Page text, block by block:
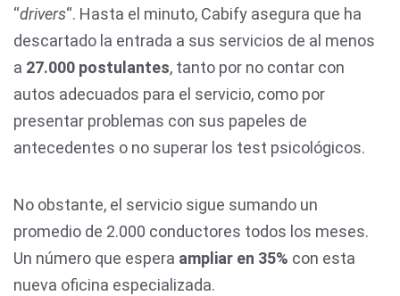
“drivers“. Hasta el minuto, Cabify asegura que ha
descartado la entrada a sus servicios de al menos
a 27.000 postulantes, tanto por no contar con
autos adecuados para el servicio, como por
presentar problemas con sus papeles de
antecedentes o no superar los test psicológicos.
No obstante, el servicio sigue sumando un
promedio de 2.000 conductores todos los meses.
Un número que espera ampliar en 35% con esta
nueva oficina especializada.